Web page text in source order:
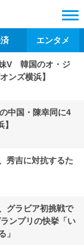
エンタメ
V 韓国のオ・ジ
ンズ横浜】
中国・陳幸同に4
秀吉に対抗するた
グラビア初挑戦で
ンプリの快挙「い
」